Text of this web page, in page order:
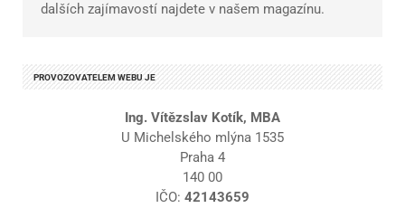
dalších zajímavostí najdete v našem magazínu.
PROVOZOVATELEM WEBU JE
Ing. Vítězslav Kotík, MBA
U Michelského mlýna 1535
Praha 4
140 00
IČO: 42143659